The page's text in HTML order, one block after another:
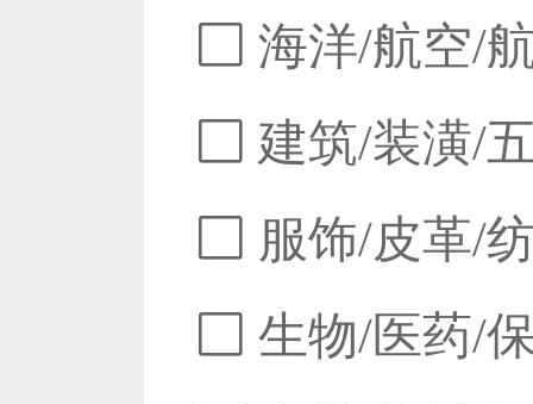
海洋/航空/
建筑/装潢/
服饰/皮革/
生物/医药/